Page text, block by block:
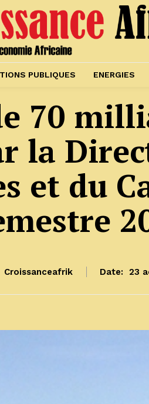
PUBLIQUES ENERGIES
70
la
et du
Croissanceafrik Date: 23